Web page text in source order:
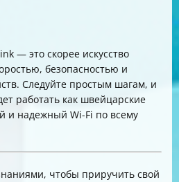
— это скорее искусство
безопасностью и
Следуйте простым шагам, и
работать как швейцарские
и надежный Wi-Fi по всему
чтобы приручить свой